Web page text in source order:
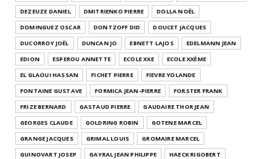
DEZEUZE DANIEL
DMITRIENKO PIERRE
DOLLA NOËL
DOMINGUEZ OSCAR
DONTZOFF DID
DOUCET JACQUES
DUCORROY JOËL
DUNCAN JO EBNETT LAJOS
EDELMANN JEAN
EDION
ESPEROU ANNETTE ECOLE XXE
ECOLE XXÈME
EL GLAOUI HASSAN
FICHET PIERRE
FIEVRE YOLANDE
FONTAINE GUSTAVE
FORMICA JEAN-PIERRE
FORSTER FRANK
FRIZE BERNARD
GASTAUD PIERRE
GAUDAIRE THOR JEAN
GEORGES CLAUDE
GOLDRING ROBIN
GOTENE MARCEL
GRANGE JACQUES
GRIMAL LOUIS
GROMAIRE MARCEL
GUINOVART JOSEP
GAYRAL JEAN PHILIPPE
HAECK RIGOBERT